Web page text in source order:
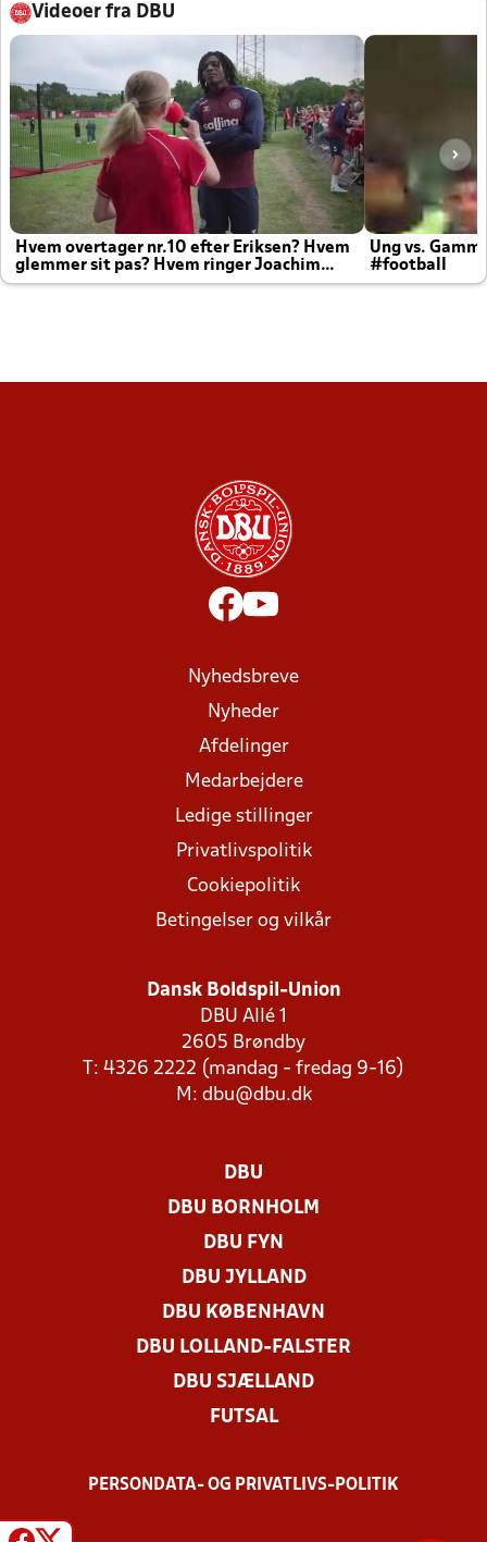
Videoer fra DBU
Hvem overtager nr.10 efter Eriksen? Hvem
glemmer sit pas? Hvem ringer Joachim
altid til efter kampe?
Ung vs.
#football
Nyhedsbreve
Nyheder
Afdelinger
Medarbejdere
Ledige stillinger
Privatlivspolitik
Cookiepolitik
Betingelser og vilkår
Dansk Boldspil-Union
DBU Allé 1
2605 Brøndby
T: 4326 2222 (mandag - fredag 9-16)
M: dbu@dbu.dk
DBU
DBU BORNHOLM
DBU FYN
DBU JYLLAND
DBU KØBENHAVN
DBU LOLLAND-FALSTER
DBU SJÆLLAND
FUTSAL
PERSONDATA- OG PRIVATLIVS-POLITIK